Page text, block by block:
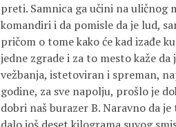
preti. Samnica ga učini na uličnog
komandiri i da pomisle da je lud,
pričom o tome kako će kad izađe
jedne zgrade i za to mesto kaže
vežbanja, istetoviran i spreman,
godine, za sve napolju, prošlo je
dobri naš burazer B. Naravno da